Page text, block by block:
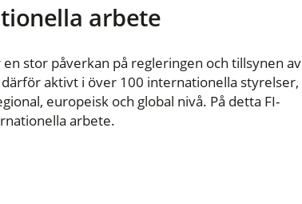
arbete
stor påverkan på regleringen och tillsynen av
aktivt i över 100 internationella styrelser,
europeisk och global nivå. På detta FI-
arbete.